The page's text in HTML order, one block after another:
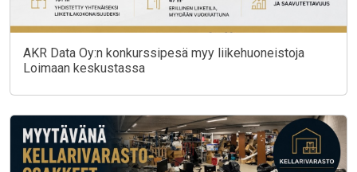
AKR Data Oy:n konkurssipesä myy liikehuoneistoja
Loimaan keskustassa